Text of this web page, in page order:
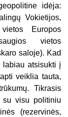
idėja:
Vokietijos,
Europos
vietos
saloje). Kad
labiau atsisukti į
veiklia tauta,
Tikrasis
su visu politiniu
(rezervinės,